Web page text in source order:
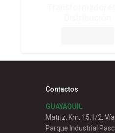
Contactos
GUAYAQUIL
Matriz: Km. 15.1/2,
Parque Industrial